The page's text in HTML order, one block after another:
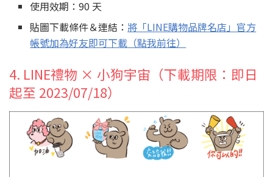
使用效期：90 天
貼圖下載條件＆連結： 將「LINE購物品牌名店」官方
帳號加為好友即可下載（點我前往）
4. LINE禮物 × 小狗宇宙（下載期限：即日
起至 2023/07/18）